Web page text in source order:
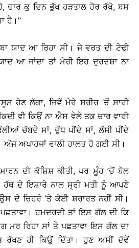
ਚਾਰ ਕੁ ਦਿਨ ਭੁੱਖ ਹੜਤਾਲ ਹੋਰ ਰੱਖੋ, ਬਸ
ਯਾਦ ਆ ਰਿਹਾ ਸੀ। ਜੇ ਵਰਤ ਦੀ ਟੇਢੀ
ਆ ਜਾਂਦਾ ਤਾਂ ਮੇਰੀ ਇਹ ਦੁਰਦਸ਼ਾ ਨਾ
ਹੋਣ ਲੱਗਾ, ਜਿਵੇਂ ਮੇਰੇ ਸਰੀਰ ’ਚੋਂ ਸਾਰੀ
ਵੀ ਕਿਉਂ ਨਾ ਐਸ ਵੇਲੇ ਤਕ ਚਾਰ ਵਾਰੀ
ਚੱਬਦੇ ਸਾਂ, ਦੁੱਧ ਪੀਂਦੇ ਸਾਂ, ਲੱਸੀ ਪੀਂਦੇ
ਅੱਜ ਅਪਾਹਜਾਂ ਵਾਲੀ ਹਾਲਤ ਹੋ ਗਈ ਸੀ।
ਦੀ ਕੋਸ਼ਿਸ਼ ਕੀਤੀ, ਪਰ ਮੂੰਹ ’ਚੋਂ ਬੋਲ
ਹੱਥ ਦੇ ਇਸ਼ਾਰੇ ਨਾਲ ਸ੍ਰੀ ਮਤੀ ਨੂੰ ਆਪਣੇ
ਦੇ ਚਿਹਰੇ ’ਤੇ ਕੋਈ ਸ਼ਰਾਰਤ ਨਹੀਂ ਸੀ।
ਹਮਦਰਦੀ ਤਾਂ ਇਸ ਗੱਲ ਦੀ ਕਿ
ਮਰ ਰਿਹਾ ਸਾਂ ਤੇ ਪਛਤਾਵਾ ਇਸ ਗੱਲ ਦਾ
ਹੀ ਕਿਉਂ ਦਿੱਤਾ। ਹੁਣ ਅਸੀਂ ਦੋਵੇਂ